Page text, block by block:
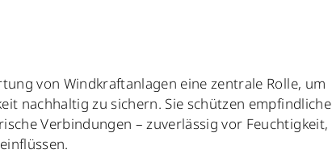
von Windkraftanlagen eine zentrale Rolle, um
nachhaltig zu sichern. Sie schützen empfindliche
Verbindungen – zuverlässig vor Feuchtigkeit,